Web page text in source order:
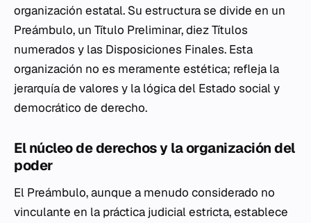
organización estatal. Su estructura se divide en un
Preámbulo, un Título Preliminar, diez Títulos
numerados y las Disposiciones Finales. Esta
organización no es meramente estética; refleja la
jerarquía de valores y la lógica del Estado social y
democrático de derecho.
El núcleo de derechos y la organización del
poder
El Preámbulo, aunque a menudo considerado no
vinculante en la práctica judicial estricta, establece